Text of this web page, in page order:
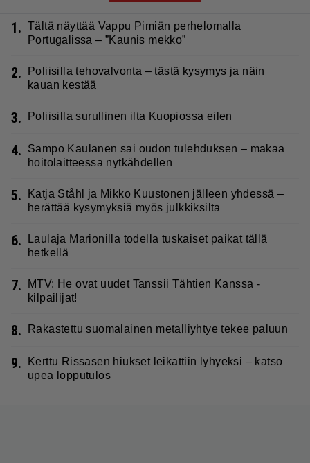
1. Tältä näyttää Vappu Pimiän perhelomalla
Portugalissa – ”Kaunis mekko”
2.
Poliisilla tehovalvonta – tästä kysymys ja näin
kauan kestää
3. Poliisilla surullinen ilta Kuopiossa eilen
4.
Sampo Kaulanen sai oudon tulehduksen – makaa
hoitolaitteessa nytkähdellen
5.
Katja Ståhl ja Mikko Kuustonen jälleen yhdessä –
herättää kysymyksiä myös julkkiksilta
6.
Laulaja Marionilla todella tuskaiset paikat tällä
hetkellä
7.
MTV: He ovat uudet Tanssii Tähtien Kanssa -
kilpailijat!
8. Rakastettu suomalainen metalliyhtye tekee paluun
9.
Kerttu Rissasen hiukset leikattiin lyhyeksi – katso
upea lopputulos